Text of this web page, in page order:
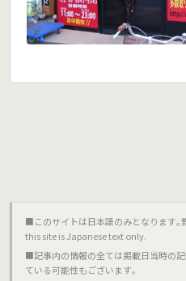
■このサイトは日本語のみとなります｡
this site is Japanese text only.
■記事内の情報の全ては掲載日当時の
ている可能性もございます｡